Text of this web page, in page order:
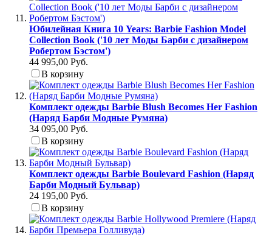
Юбилейная Книга 10 Years: Barbie Fashion Model
Collection Book ('10 лет Моды Барби с дизайнером
Робертом Бэстом')
44 995,00 Руб.
В корзину
Комплект одежды Barbie Blush Becomes Her Fashion
(Наряд Барби Модные Румяна)
34 095,00 Руб.
В корзину
Комплект одежды Barbie Boulevard Fashion (Наряд
Барби Модный Бульвар)
24 195,00 Руб.
В корзину